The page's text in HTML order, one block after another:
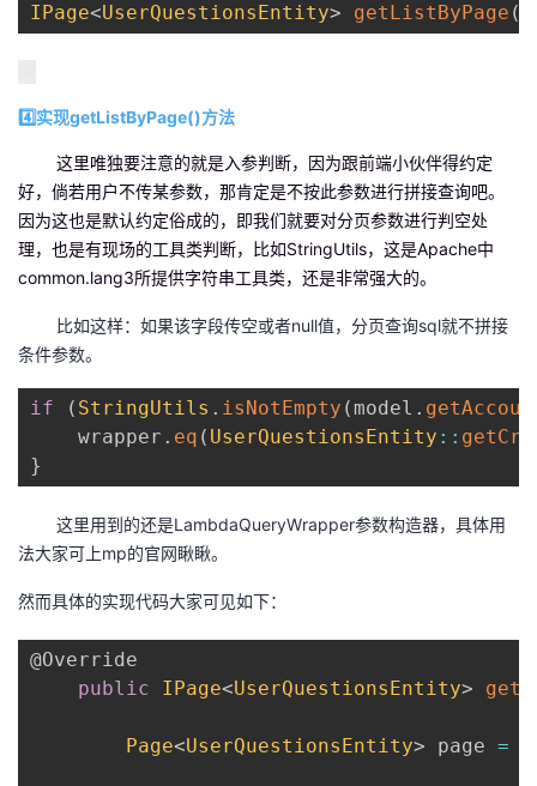
IPage<UserQuestionsEntity> getListByPage (
4️⃣实现getListByPage()方法
这里唯独要注意的就是入参判断，因为跟前端小伙伴得约定
好，倘若用户不传某参数，那肯定是不按此参数进行拼接查询吧。
因为这也是默认约定俗成的，即我们就要对分页参数进行判空处
理，也是有现场的工具类判断，比如StringUtils，这是Apache中
common.lang3所提供字符串工具类，还是非常强大的。
比如这样：如果该字段传空或者null值，分页查询sql就不拼接
条件参数。
if ( StringUtils . isNotEmpty ( model .
    wrapper
. eq ( UserQuestionsEntity ::
}
这里用到的还是LambdaQueryWrapper参数构造器，具体用
法大家可上mp的官网瞅瞅。
然而具体的实现代码大家可见如下：
@Override
public
IPage<UserQuestionsEntity>
Page<UserQuestionsEntity> page =